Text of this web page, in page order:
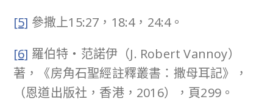
[5] 參撒上15:27，18:4，24:4。
[6] 羅伯特‧范諾伊（J. Robert Vannoy）
著，《房角石聖經註釋叢書：撒母耳記》，
（恩道出版社，香港，2016），頁299。